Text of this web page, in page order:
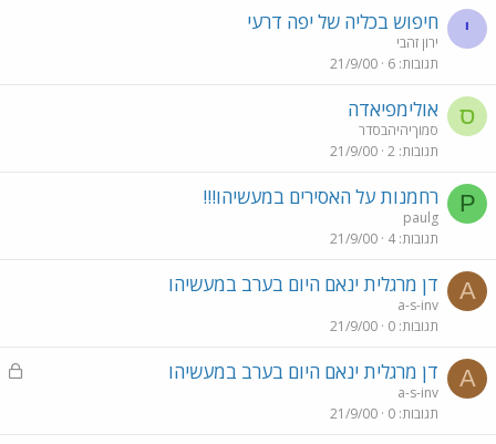
י חיפוש בכליה של יפה דרעי
ירון זהבי
תגובות 6
21/9/00
ס אולימפיאדה
סמוךיהיהבסדר
תגובות 2
21/9/00
P רחמנות על האסירים במעשיהו!!!
paulg
תגובות 4
21/9/00
A דן מרגלית ינאם היום בערב במעשיהו
a-s-inv
תגובות 0
21/9/00
A
נ
דן מרגלית ינאם היום בערב במעשיהו
a-s-inv
תגובות 0
21/9/00